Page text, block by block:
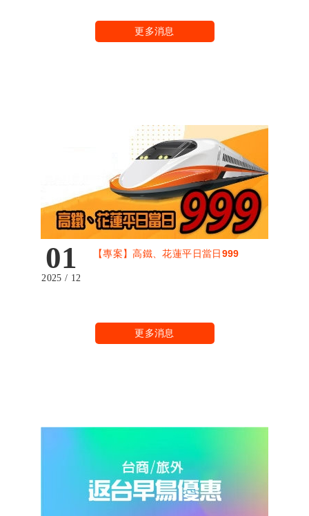
01
2025 / 12
【專案】高鐵、花蓮平日當日999